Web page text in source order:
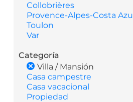
Collobrières
Provence-Alpes-Costa Azul
Toulon
Var
Categoría
Villa / Mansión
Casa campestre
Casa vacacional
Propiedad